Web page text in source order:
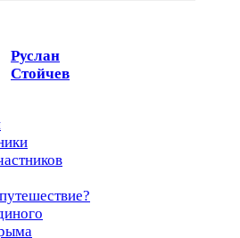
Руслан
Стойчев